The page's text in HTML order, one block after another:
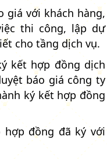
giá với khách hàng,
thi công, lập dự
cho tầng dịch vụ.
kết hợp đồng dịch
báo giá công ty
ký kết hợp đồng
hợp đồng đã ký với